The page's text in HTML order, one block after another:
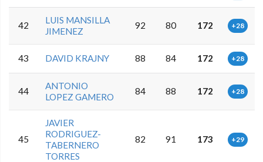
42
LUIS MANSILLA
JIMENEZ
92 80 172 +28
43 DAVID KRAJNY 88 84 172 +28
44
ANTONIO
LOPEZ GAMERO
84 88 172 +28
45
JAVIER
RODRIGUEZ-
TABERNERO
TORRES
82 91 173 +29